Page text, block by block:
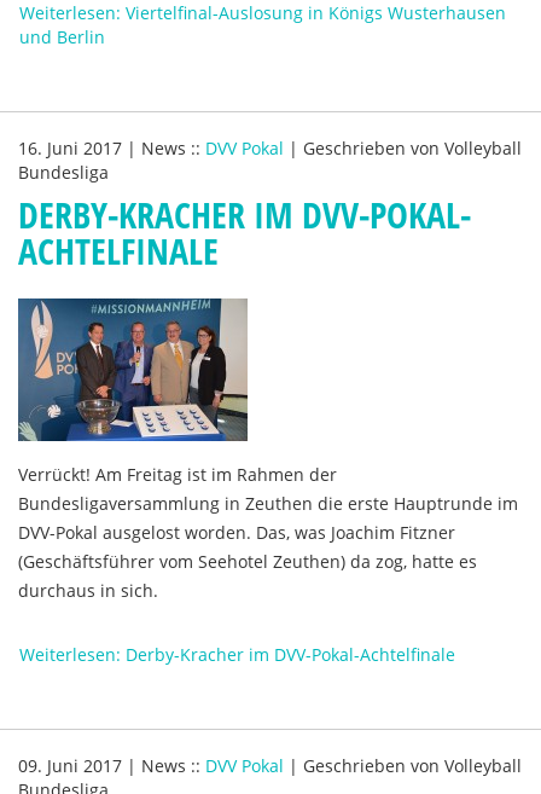
Weiterlesen: Viertelfinal-Auslosung in Königs Wusterhausen
und Berlin
16. Juni 2017 | News :: DVV Pokal | Geschrieben von Volleyball
Bundesliga
DERBY-KRACHER IM DVV-POKAL-
ACHTELFINALE
Verrückt! Am Freitag ist im Rahmen der
Bundesligaversammlung in Zeuthen die erste Hauptrunde im
DVV-Pokal ausgelost worden. Das, was Joachim Fitzner
(Geschäftsführer vom Seehotel Zeuthen) da zog, hatte es
durchaus in sich.
Weiterlesen: Derby-Kracher im DVV-Pokal-Achtelfinale
09. Juni 2017 | News :: DVV Pokal | Geschrieben von Volleyball